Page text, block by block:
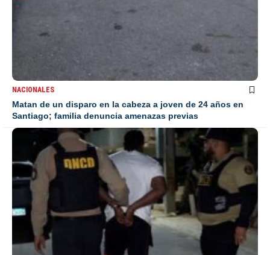
NACIONALES
Matan de un disparo en la cabeza a joven de 24 años en
Santiago; familia denuncia amenazas previas